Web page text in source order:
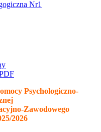
Nr1
Psychologiczno-
Zawodowego
2026